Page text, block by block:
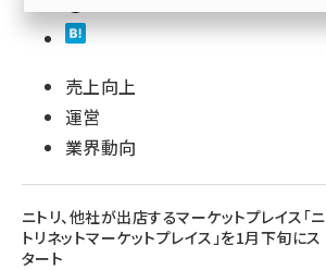
売上向上
運営
業界動向
ニトリ、他社が出店するマーケットプレイス「ニ
トリネットマーケットプレイス」を1月下旬にス
タート
参加登録はこちら↑